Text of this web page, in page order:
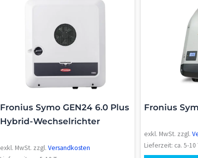
Fronius Symo GEN24 6.0 Plus
Hybrid-Wechselrichter
exkl. MwSt. zzgl. Versandkosten
Fronius
exkl. MwSt. zzgl.
Lieferzeit: ca. 5-10